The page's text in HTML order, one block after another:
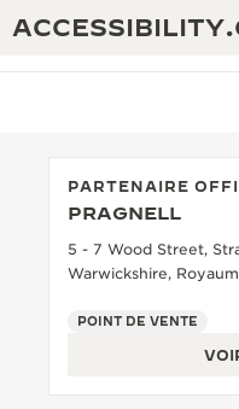
THE REVERSO 1931
EXPOSITION « THE
EXCELLENCE :
INGÉNIOSITÉ :
SAVOIR-FAIRE : 108
PARTENAIRE
PRAGNELL
5 - 7 Wood Street,
Warwickshire,
POINT DE VENTE